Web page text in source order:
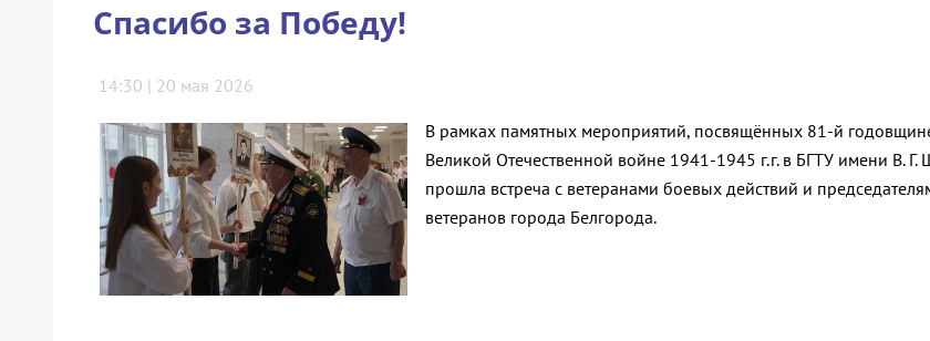
Спасибо за Победу!
14:30 | 20 мая 2026
В рамках памятных мероприятий, посвящённых 81-й
Великой Отечественной войне 1941-1945 г.г. в БГТУ имени В. Г.
прошла встреча с ветеранами боевых действий и
ветеранов города Белгорода.